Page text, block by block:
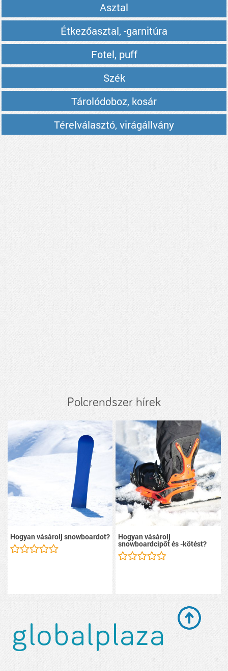
Asztal
Étkezőasztal, -garnitúra
Fotel, puff
Szék
Tárolódoboz, kosár
Térelválasztó, virágállvány
Polcrendszer hírek
Hogyan vásárolj snowboardot? Hogyan vásárolj
snowboardcipőt és -kötést?